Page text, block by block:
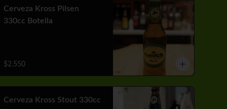
Cerveza Kross Pilsen
330cc Botella
$2.550
Cerveza Kross Stout 330cc